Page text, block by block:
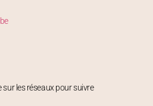
sur les réseaux pour suivre